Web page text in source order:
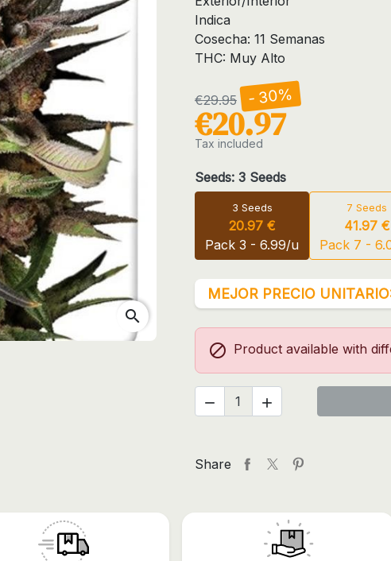
search
Indica
Cosecha: 11 Semanas
THC: Muy Alto
€29.95 - 30%
€20.97
Tax included
Seeds: 3 Seeds
3 Seeds
20.97 €
Pack 3 - 6.99/u
7 Seeds
41.97 €
Pack 7 -
MEJOR PRECIO
 Product available with
 
Share